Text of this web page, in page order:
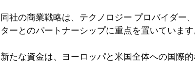
同社の商業戦略は、テクノロジー プロバイダー
ターとのパートナーシップに重点を置いています
新たな資金は、ヨーロッパと米国全体への国際